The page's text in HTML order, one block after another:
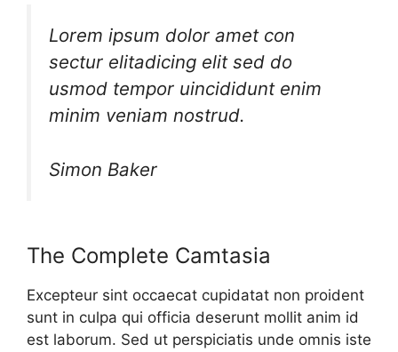
Lorem ipsum dolor amet con
sectur elitadicing elit sed do
usmod tempor uincididunt enim
minim veniam nostrud.
Simon Baker
The Complete Camtasia
Excepteur sint occaecat cupidatat non proident
sunt in culpa qui officia deserunt mollit anim id
est laborum. Sed ut perspiciatis unde omnis iste